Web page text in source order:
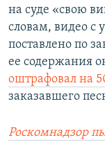
на суде «свою
словам, видео с
поставлено по
ее содержания
оштрафовал на
заказавшего
Роскомнадзор